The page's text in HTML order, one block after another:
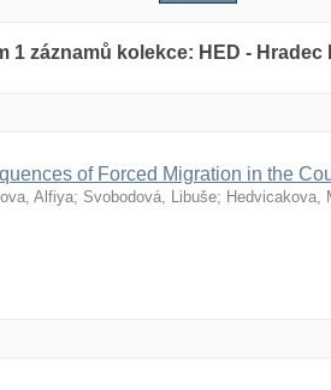
1 záznamů kolekce: HED -
of Forced Migration in the
Alfiya; Svobodová, Libuše; Hedvicakova,